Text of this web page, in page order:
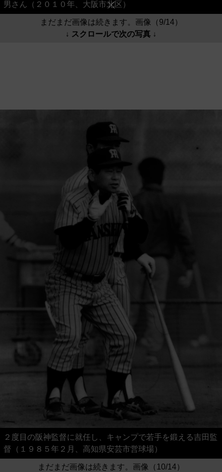
男さん（２０１０年、大阪市北区）
まだまだ画像は続きます。画像（9/14）
↓ スクロールで次の写真 ↓
２度目の阪神監督に就任し、キャンプで若手を鍛える吉田監
督（１９８５年２月、高知県安芸市営球場）
まだまだ画像は続きます。画像（10/14）